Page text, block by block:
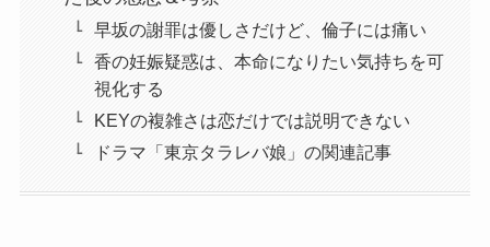
早坂の謝罪は優しさだけど、倫子には痛い
香の妊娠疑惑は、本命になりたい気持ちを可
視化する
KEYの複雑さは恋だけでは説明できない
ドラマ「東京タラレバ娘」の関連記事